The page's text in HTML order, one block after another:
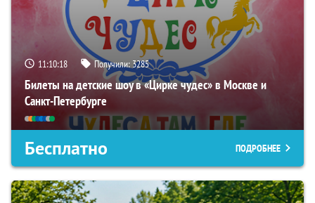
11:10:17 Получили: 3285
Билеты на детские шоу в «Цирке чудес» в Москве и
Санкт-Петербурге
Бесплатно ПОДРОБНЕЕ